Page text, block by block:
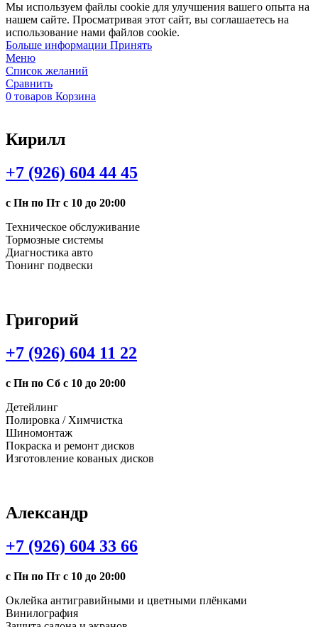
Мы используем файлы cookie для улучшения вашего опыта на
нашем сайте. Просматривая этот сайт, вы соглашаетесь на
использование нами файлов cookie.
Больше информации Больше
Принять
Меню
Список желаний
Сравнить
0 товаров Корзина
Кирилл
+7 (926) 604 44 45
с Пн по Пт с 10 до 20:00
Техническое обслуживание
Тормозные системы
Диагностика авто
Тюнинг подвески
Григорий
+7 (926) 604 11 22
с Пн по Сб с 10 до 20:00
Детейлинг
Полировка / Химчистка
Шиномонтаж
Покраска и ремонт дисков
Изготовление кованых дисков
Александр
+7 (926) 604 33 66
с Пн по Пт с 10 до 20:00
Оклейка антигравийными и цветными плёнками
Винилография